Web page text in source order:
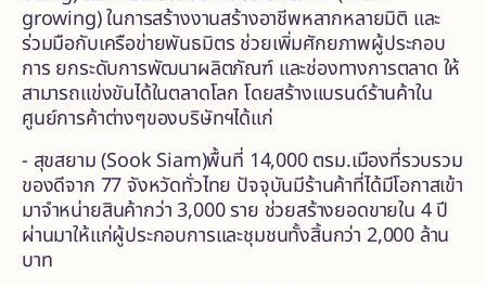
growing) ในการสร้างงานสร้างอาชีพหลากหลายมิติ และ
ร่วมมือกับเครือข่ายพันธมิตร ช่วยเพิ่มศักยภาพผู้ประกอบ
การ ยกระดับการพัฒนาผลิตภัณฑ์ และช่องทางการตลาด ให้
สามารถแข่งขันได้ในตลาดโลก โดยสร้างแบรนด์ร้านค้าใน
ศูนย์การค้าต่างๆของบริษัทฯได้แก่
- สุขสยาม (Sook Siam)พื้นที่ 14,000 ตรม.เมืองที่รวบรวม
ของดีจาก 77 จังหวัดทั่วไทย ปัจจุบันมีร้านค้าที่ได้มีโอกาสเข้า
มาจำหน่ายสินค้ากว่า 3,000 ราย ช่วยสร้างยอดขายใน 4 ปี
ผ่านมาให้แก่ผู้ประกอบการและชุมชนทั้งสิ้นกว่า 2,000 ล้าน
บาท